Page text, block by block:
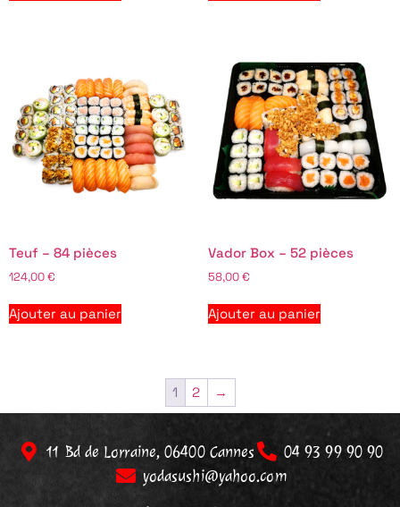
Teuf – 84 pièces
124,00€
Ajouter au panier
Vador Box – 52 pièces
58,00€
Ajouter au panier
1 2 →
11 Bd de Lorraine, 06400 Cannes
04 93 99 90 90
yodasushi@yahoo.com